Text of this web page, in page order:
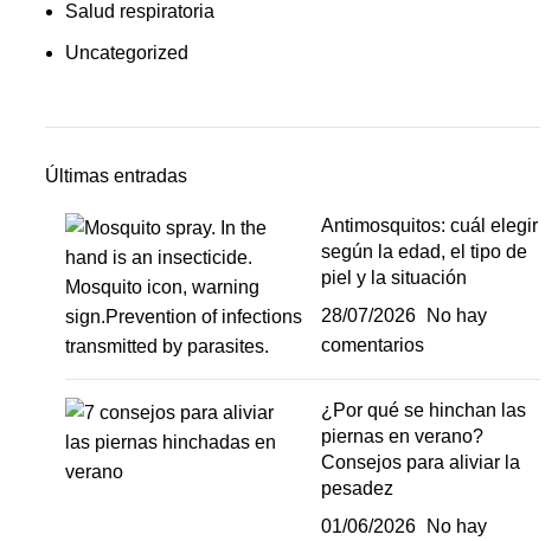
Salud respiratoria
Uncategorized
Últimas entradas
Antimosquitos: cuál elegir
según la edad, el tipo de
piel y la situación
28/07/2026
No hay
comentarios
¿Por qué se hinchan las
piernas en verano?
Consejos para aliviar la
pesadez
01/06/2026
No hay